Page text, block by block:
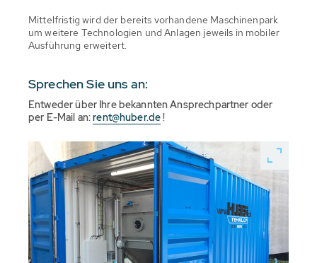
Mittelfristig wird der bereits vorhandene Maschinenpark
um weitere Technologien und Anlagen jeweils in mobiler
Ausführung erweitert.
Sprechen Sie uns an:
Entweder über Ihre bekannten Ansprechpartner oder
per E-Mail an:rent@huber.de!